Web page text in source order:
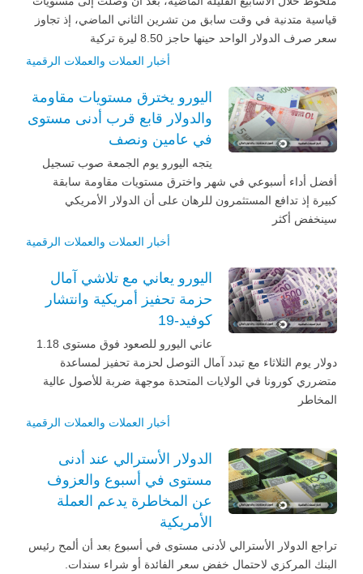
قياسية متدنية في وقت سابق من تشرين الثاني الماضي، إذ تجاوز
سعر صرف الدولار الواحد حينها حاجز 8.50 ليرة تركية
أخبار العملات والعملات الرقمية
‬والدولار قابع قرب أدنى مستوى
في عامين ونصف
يتجه اليورو يوم الجمعة صوب تسجيل
أفضل أداء أسبوعي في شهر واخترق مستويات مقاومة سابقة
كبيرة إذ تدافع المستثمرون للرهان على أن الدولار الأمريكي
سينخفض أكثر
أخبار العملات والعملات الرقمية
اليورو يعاني مع تلاشي آمال
حزمة تحفيز أمريكية وانتشار
كوفيد-19
عاني اليورو للصعود فوق مستوى 1.18
دولار يوم الثلاثاء مع تبدد آمال التوصل لحزمة تحفيز لمساعدة
متضرري كورونا في الولايات المتحدة موجهة ضربة للأصول عالية
المخاطر
أخبار العملات والعملات الرقمية
الدولار الأسترالي عند أدنى
مستوى في أسبوع والعزوف
عن المخاطرة يدعم العملة
الأمريكية
تراجع الدولار الأسترالي لأدنى مستوى في أسبوع بعد أن ألمح رئيس
البنك المركزي لاحتمال خفض سعر الفائدة أو شراء سندات.